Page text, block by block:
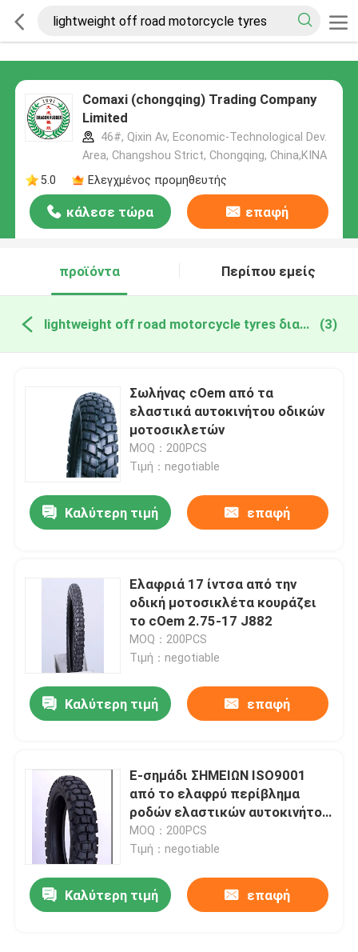
Comaxi (chongqing) Trading Company
Limited
46#, Qixin Av, Economic-Technological Dev.
Area, Changshou Strict, Chongqing, China,ΚΙΝΑ
5.0
Ελεγχμένος προμηθευτής
κάλεσε τώρα επαφή
προϊόντα Περίπου εμείς
lightweight off road motorcycle tyres διαδικτυακή κατασκευή (3)
Σωλήνας cOem από τα
ελαστικά αυτοκινήτου οδικών
μοτοσικλετών
MOQ：200PCS
Τιμή：negotiable
Καλύτερη τιμή επαφή
Ελαφριά 17 ίντσα από την
οδική μοτοσικλέτα κουράζει
το cOem 2.75-17 J882
MOQ：200PCS
Τιμή：negotiable
Καλύτερη τιμή επαφή
Ε-σημάδι ΣΗΜΕΙΩΝ ISO9001
από το ελαφρύ περίβλημα
ροδών ελαστικών αυτοκινήτου
130/70-17 110/80-17 J694
17Inch οδικών μοτοσικλετών
MOQ：200PCS
Τιμή：negotiable
Καλύτερη τιμή επαφή